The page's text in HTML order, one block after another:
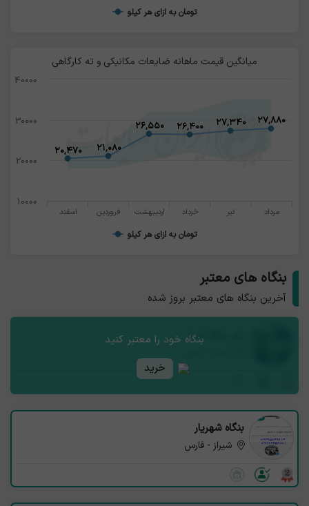
تومان به ازای هر کیلو
میانگین قیمت ماهانه ضایعات مکانیکی و ته کارگاهی
۲۰,۴۷۰
۲۰,۴۷۰ ۲۱,۰۸۰
۲۱,۰۸۰
۲۶,۵۵۰
۲۶,۵۵۰ ۲۶,۴۰۰
۲۶,۴۰۰ ۲۷,۳۴۰
۲۷,۳۴۰ ۲۷,۸۸۰
۲۷,۸۸۰
تومان به ازای هر کیلو
اسفند فروردین اردیبهشت خرداد تیر مرداد
10000
20000
30000
40000
بنگاه های معتبر
آخرین بنگاه های معتبر بروز شده
بنگاه خود را معتبر کنید
خرید
نام بنگاه شما
بنگاه شهریار
شیراز - فارس